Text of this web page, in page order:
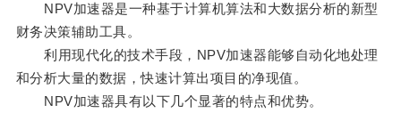
NPV加速器是一种基于计算机算法和大数据分析的新型
财务决策辅助工具。
利用现代化的技术手段，NPV加速器能够自动化地处理
和分析大量的数据，快速计算出项目的净现值。
NPV加速器具有以下几个显著的特点和优势。